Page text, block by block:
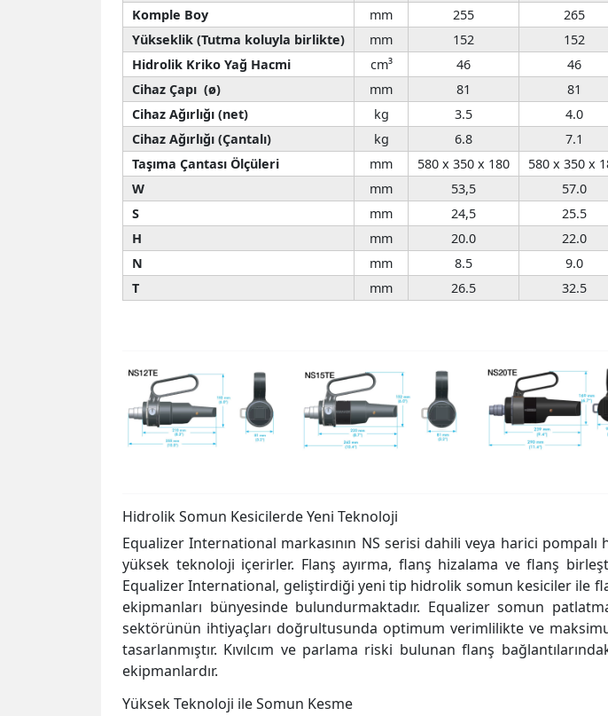
Komple Boy
mm 255 265
Yükseklik (Tutma koluyla birlikte)
mm 152 152
Hidrolik Kriko Yağ Hacmi
cm³ 46 46
Cihaz Çapı (ø)
mm 81 81
Cihaz Ağırlığı (net)
kg 3.5 4.0
Cihaz Ağırlığı (Çantalı)
kg 6.8 7.1
Taşıma Çantası Ölçüleri
mm 580 x 350 x 180 580 x 350 x
W
mm 53,5 57.0
S
mm 24,5 25.5
H
mm 20.0 22.0
N
mm 8.5 9.0
T
mm 26.5 32.5
Hidrolik Somun Kesicilerde Yeni Teknoloji
Equalizer International markasının NS serisi dahili veya harici
yüksek teknoloji içerirler. Flanş ayırma, flanş hizalama ve flanş
Equalizer International, geliştirdiği yeni tip hidrolik somun kesiciler ile
ekipmanları bünyesinde bulundurmaktadır. Equalizer somun
sektörünün ihtiyaçları doğrultusunda optimum verimlilikte ve
tasarlanmıştır. Kıvılcım ve parlama riski bulunan flanş
ekipmanlardır.
Yüksek Teknoloji ile Somun Kesme